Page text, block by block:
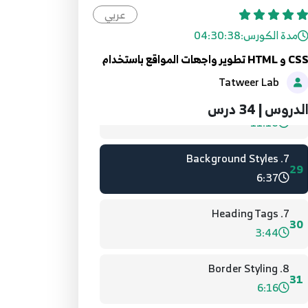
عربي
مدة الكورس:04:30:38
CSS و HTML تطوير واجهات المواقع باستخدام
الدروس | 34 درس
26
6:13
27
3:12
28
6. Colors
11:10
29
7. Background Styles
6:37
30
7. Heading Tags
3:44
31
8. Border Styling
6:16